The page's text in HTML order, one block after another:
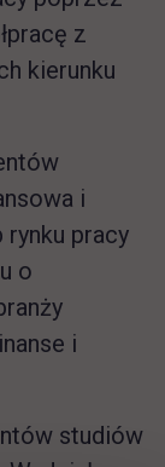
z
kierunku
i
pracy
o
i
studiów